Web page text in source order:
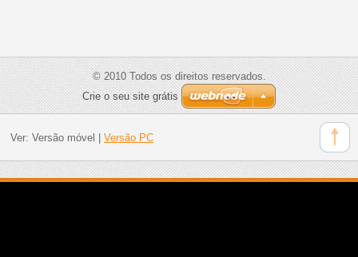
© 2010 Todos os direitos reservados.
Crie o seu site grátis
Ver: Versão móvel Versão PC